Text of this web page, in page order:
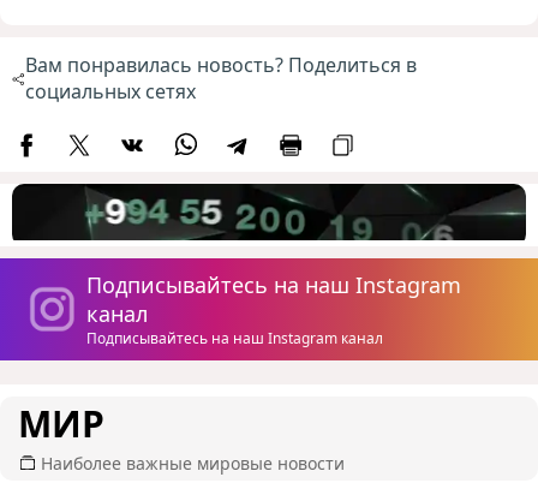
Вам понравилась новость? Поделиться в
социальных сетях
Подписывайтесь на наш Instagram
канал
Подписывайтесь на наш Instagram канал
МИР
Наиболее важные мировые новости